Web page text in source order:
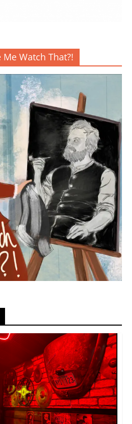
Watch That?!